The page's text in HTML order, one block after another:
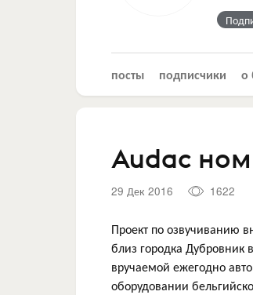
посты подписчики о
Audac
29 Дек 2016 1622
Проект по озвучиванию
близ городка
вручаемой ежегодно
оборудовании